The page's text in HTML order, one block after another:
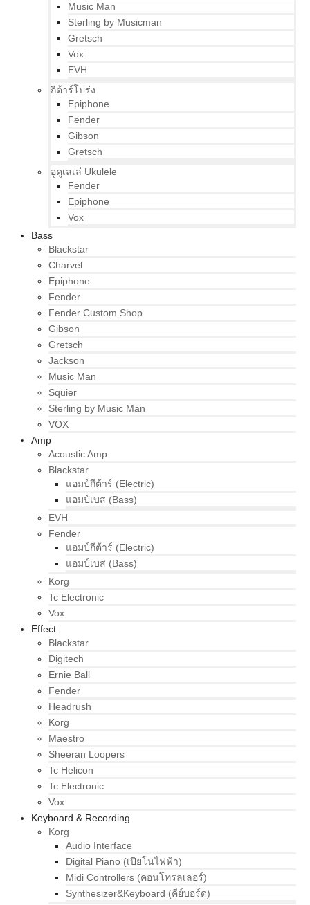
Music Man
Sterling by Musicman
Gretsch
Vox
EVH
กีต้าร์โปร่ง
Epiphone
Fender
Gibson
Gretsch
อูคูเลเล่ Ukulele
Fender
Epiphone
Vox
Bass
Blackstar
Charvel
Epiphone
Fender
Fender Custom Shop
Gibson
Gretsch
Jackson
Music Man
Squier
Sterling by Music Man
VOX
Amp
Acoustic Amp
Blackstar
แอมป์กีต้าร์ (Electric)
แอมป์เบส (Bass)
EVH
Fender
แอมป์กีต้าร์ (Electric)
แอมป์เบส (Bass)
Korg
Tc Electronic
Vox
Effect
Blackstar
Digitech
Ernie Ball
Fender
Headrush
Korg
Maestro
Sheeran Loopers
Tc Helicon
Tc Electronic
Vox
Keyboard & Recording
Korg
Audio Interface
Digital Piano (เปียโนไฟฟ้า)
Midi Controllers (คอนโทรลเลอร์)
Synthesizer&Keyboard (คีย์บอร์ด)